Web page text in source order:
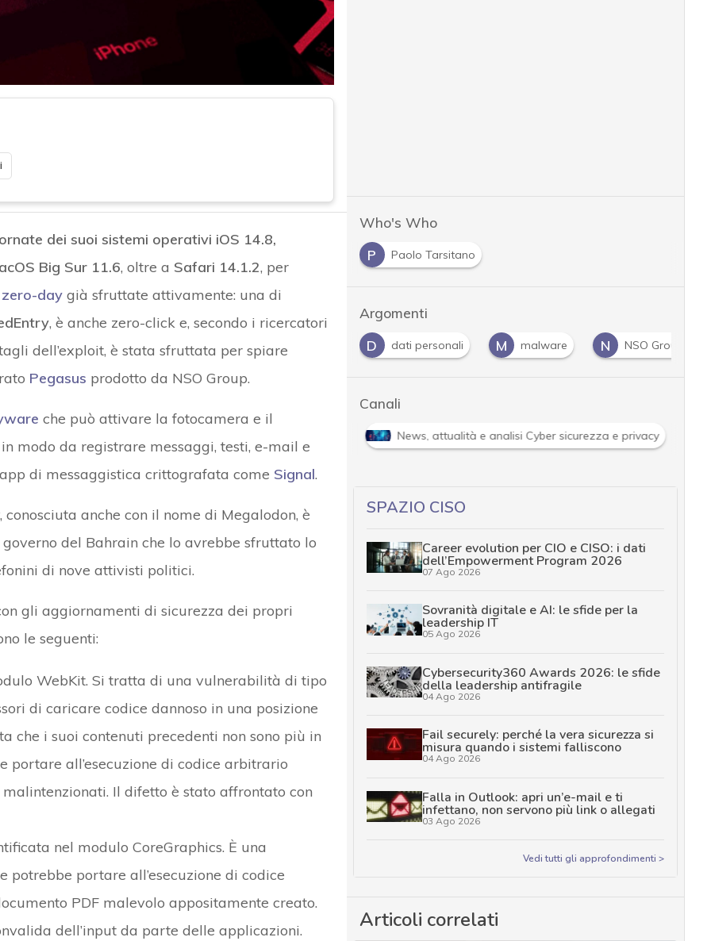
dei suoi sistemi operativi iOS 14.8,
Big Sur 11.6, oltre a Safari 14.1.2, per
daygià sfruttate attivamente: una di
, è anche zero-click e, secondo i ricercatori
dell’exploit, è stata sfruttata per spiare
Pegasus prodotto da NSO Group.
che può attivare la fotocamera e il
modo da registrare messaggi, testi, e-mail e
di messaggistica crittografata come Signal.
anche con il nome di Megalodon, è
del Bahrain che lo avrebbe sfruttato lo
di nove attivisti politici.
gli aggiornamenti di sicurezza dei propri
le seguenti:
WebKit. Si tratta di una vulnerabilità di tipo
di caricare codice dannoso in una posizione
che i suoi contenuti precedenti non sono più in
portare all’esecuzione di codice arbitrario
Il difetto è stato affrontato con
nel modulo CoreGraphics. È una
portare all’esecuzione di codice
PDF malevolo appositamente creato.
dell’input da parte delle applicazioni.
Who's Who
P
Paolo Tarsitano
Argomenti
A
Applicazioni D dati personali M malware NSO Group P Pegasus
Canali
Attacchi hacker e Malware: le ultime news in tempo reale e
SPAZIO CISO
Career evolution per CIO e CISO: i dati
dell’Empowerment Program 2026
07 Ago 2026
Sovranità digitale e AI: le sfide per la
leadership IT
05 Ago 2026
Cybersecurity360 Awards 2026: le sfide
della leadership antifragile
04 Ago 2026
Fail securely: perché la vera sicurezza si
misura quando i sistemi falliscono
04 Ago 2026
Falla in Outlook: apri un’e-mail e ti
infettano, non servono più link o allegati
03 Ago 2026
Vedi tutti gli approfondimenti >
Articoli correlati